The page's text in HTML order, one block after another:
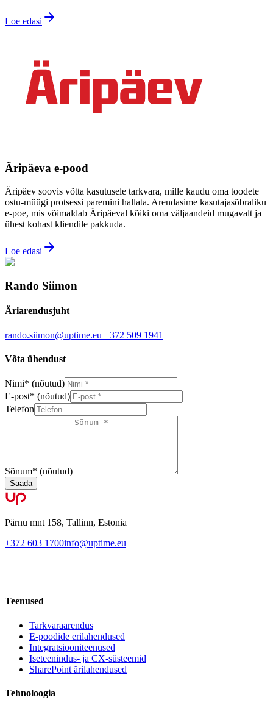
Loe edasi
Äripäeva e-pood
Äripäev soovis võtta kasutusele tarkvara, mille kaudu oma toodete
ostu-müügi protsessi paremini hallata. Arendasime kasutajasõbraliku
e-poe, mis võimaldab Äripäeval kõiki oma väljaandeid mugavalt ja
ühest kohast kliendile pakkuda.
Loe edasi
Rando Siimon
Äriarendusjuht
rando.siimon@uptime.eu +372 509 1941
Võta ühendust
Nimi* (nõutud)
E-post* (nõutud)
Telefon
Sõnum* (nõutud)
Saada
Pärnu mnt 158, Tallinn, Estonia
+372 603 1700info@uptime.eu
Teenused
Tarkvaraarendus
E-poodide erilahendused
Integratsiooniteenused
Iseteenindus- ja CX-süsteemid
SharePoint ärilahendused
Tehnoloogia